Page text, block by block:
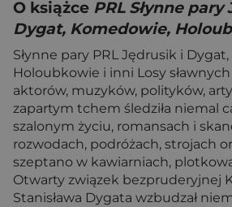
O książce PRL Słynne
Dygat, Komedowie,
Słynne pary PRL Jędrusik i
Holoubkowie i inni Losy sławnych
aktorów, muzyków, polityków,
zapartym tchem śledziła niemal
szalonym życiu, romansach i
rozwodach, podróżach, strojach
szeptano w kawiarniach,
Otwarty związek bezpruderyjnej
Stanisława Dygata wzbudzał